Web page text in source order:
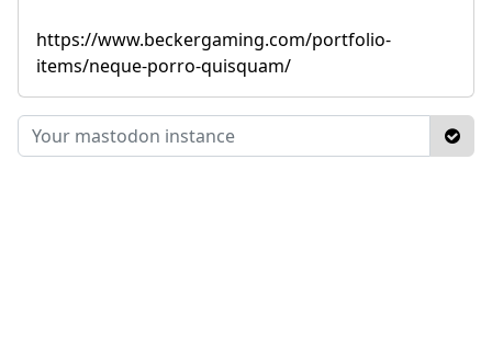
https://www.beckergaming.com/portfolio-
items/neque-porro-quisquam/